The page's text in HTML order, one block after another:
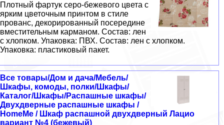
Плотный фартук серо-бежевого цвета с
ярким цветочным принтом в стиле
прованс, декорированный посередине
вместительным карманом. Состав: лен
с хлопком. Упаковка: ПВХ. Состав: лен с хлопком.
Упаковка: пластиковый пакет.
Все товары/Дом и дача/Мебель/
Шкафы, комоды, полки/Шкафы/
Каталог/Шкафы/Распашные шкафы/
Двухдверные распашные шкафы /
HomeMe / Шкаф распашной двухдверный Лацио
вариант №4 (бежевый)